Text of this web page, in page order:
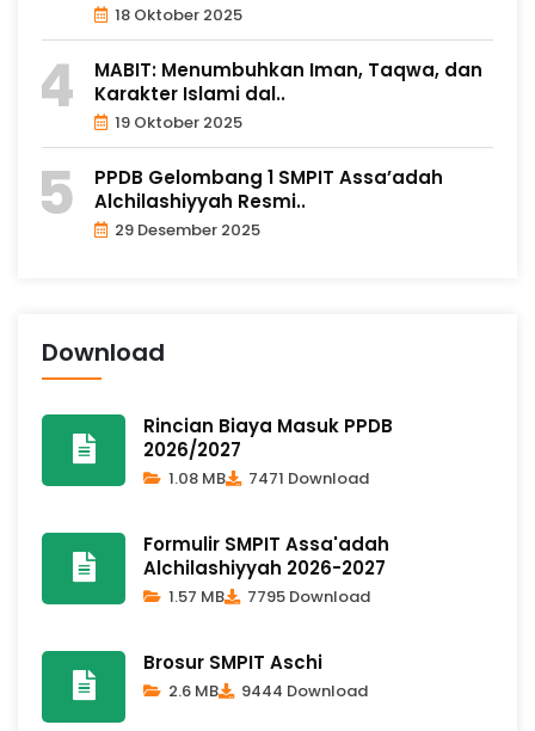
18 Oktober 2025
MABIT: Menumbuhkan Iman, Taqwa, dan
Karakter Islami dal..
19 Oktober 2025
PPDB Gelombang 1 SMPIT Assa’adah
Alchilashiyyah Resmi..
29 Desember 2025
Download
Rincian Biaya Masuk PPDB
2026/2027
1.08 MB 7471 Download
Formulir SMPIT Assa'adah
Alchilashiyyah 2026-2027
1.57 MB 7795 Download
Brosur SMPIT Aschi
2.6 MB 9444 Download